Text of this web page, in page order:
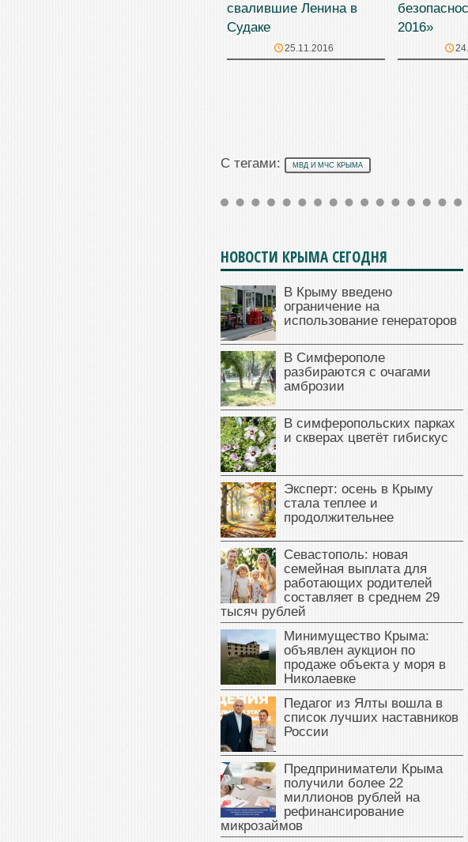
свалившие Ленина в
Судаке
25.11.2016
2016»
С тегами: МВД И МЧС КРЫМА
НОВОСТИ КРЫМА СЕГОДНЯ
В Крыму введено
ограничение на
использование генераторов
В Симферополе
разбираются с очагами
амброзии
В симферопольских парках
и скверах цветёт гибискус
Эксперт: осень в Крыму
стала теплее и
продолжительнее
Севастополь: новая
семейная выплата для
работающих родителей
составляет в среднем 29
тысяч рублей
Минимущество Крыма:
объявлен аукцион по
продаже объекта у моря в
Николаевке
Педагог из Ялты вошла в
список лучших наставников
России
Предприниматели Крыма
получили более 22
миллионов рублей на
рефинансирование
микрозаймов